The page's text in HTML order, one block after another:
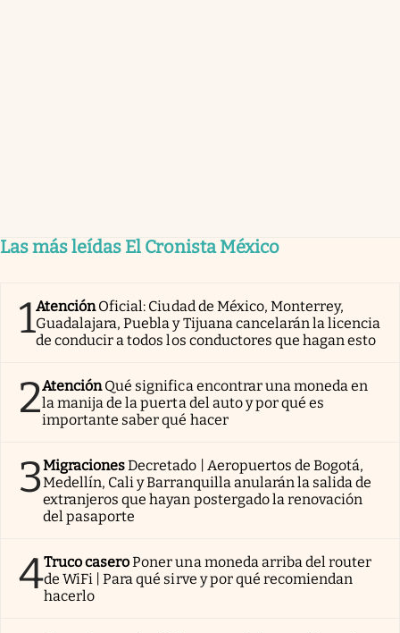
Las más leídas El Cronista México
1AtenciónOficial: Ciudad de México, Monterrey,
Guadalajara, Puebla y Tijuana cancelarán la licencia
de conducir a todos los conductores que hagan esto
2AtenciónQué significa encontrar una moneda en
la manija de la puerta del auto y por qué es
importante saber qué hacer
3MigracionesDecretado | Aeropuertos de Bogotá,
Medellín, Cali y Barranquilla anularán la salida de
extranjeros que hayan postergado la renovación
del pasaporte
4Truco caseroPoner una moneda arriba del router
de WiFi | Para qué sirve y por qué recomiendan
hacerlo